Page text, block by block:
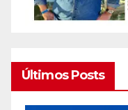
Últimos Posts